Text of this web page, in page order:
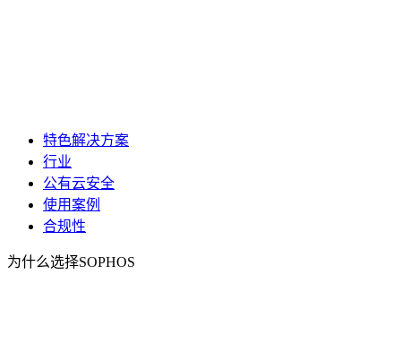
特色解决方案
行业
公有云安全
使用案例
合规性
为什么选择SOPHOS